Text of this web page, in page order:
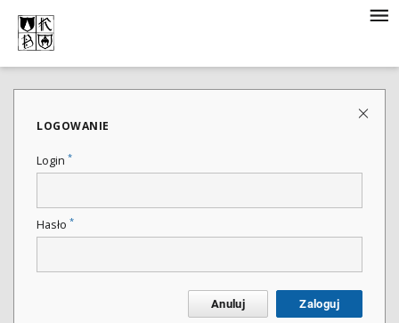
LOGOWANIE
Login *
Hasło *
Anuluj Zaloguj